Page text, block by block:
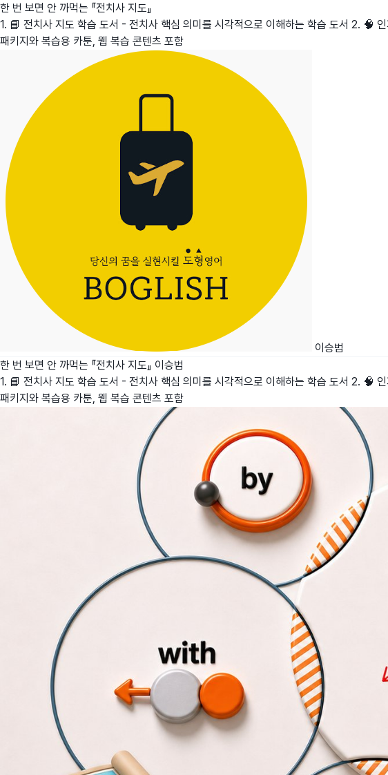
한 번 보면 안 까먹는 『전치사 지도』
1. 📘 전치사 지도 학습 도서 - 전치사 핵심 의미를 시각적으로 이해하는 학습 도서 2. 🧠
패키지와 복습용 카툰, 웹 복습 콘텐츠 포함
이승범
한 번 보면 안 까먹는 『전치사 지도』 이승범
1. 📘 전치사 지도 학습 도서 - 전치사 핵심 의미를 시각적으로 이해하는 학습 도서 2. 🧠
패키지와 복습용 카툰, 웹 복습 콘텐츠 포함